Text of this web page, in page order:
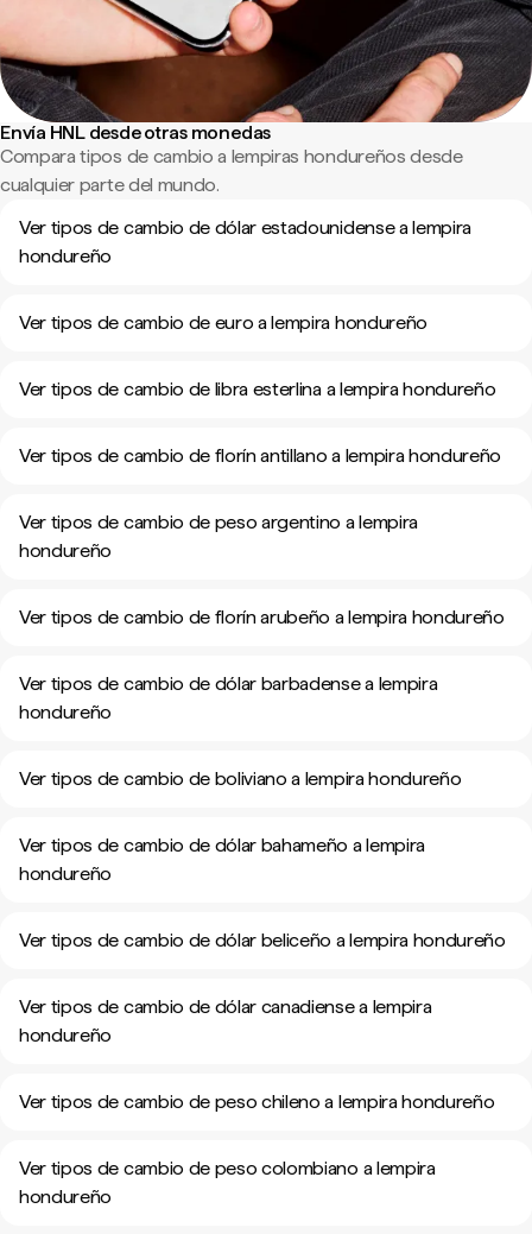
Envía HNL desde otras monedas
Compara tipos de cambio a lempiras hondureños desde
cualquier parte del mundo.
Ver tipos de cambio de dólar estadounidense a lempira
hondureño
Ver tipos de cambio de euro a lempira hondureño
Ver tipos de cambio de libra esterlina a lempira hondureño
Ver tipos de cambio de florín antillano a lempira hondureño
Ver tipos de cambio de peso argentino a lempira
hondureño
Ver tipos de cambio de florín arubeño a lempira hondureño
Ver tipos de cambio de dólar barbadense a lempira
hondureño
Ver tipos de cambio de boliviano a lempira hondureño
Ver tipos de cambio de dólar bahameño a lempira
hondureño
Ver tipos de cambio de dólar beliceño a lempira hondureño
Ver tipos de cambio de dólar canadiense a lempira
hondureño
Ver tipos de cambio de peso chileno a lempira hondureño
Ver tipos de cambio de peso colombiano a lempira
hondureño